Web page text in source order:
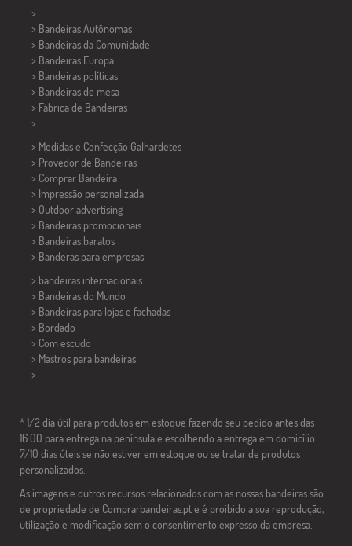
>
> Bandeiras Autônomas
> Bandeiras da Comunidade
> Bandeiras Europa
> Bandeiras políticas
> Bandeiras de mesa
> Fábrica de Bandeiras
>
> Medidas e Confecção Galhardetes
> Provedor de Bandeiras
> Comprar Bandeira
> Impressão personalizada
> Outdoor advertising
> Bandeiras promocionais
> Bandeiras baratos
> Banderas para empresas
> bandeiras internacionais
> Bandeiras do Mundo
> Bandeiras para lojas e fachadas
> Bordado
> Com escudo
> Mastros para bandeiras
>
* 1/2 dia útil para produtos em estoque fazendo seu pedido antes das
16:00 para entrega na península e escolhendo a entrega em domicílio.
7/10 dias úteis se não estiver em estoque ou se tratar de produtos
personalizados.
As imagens e outros recursos relacionados com as nossas bandeiras são
de propriedade de Comprarbandeiras.pt e é proibido a sua reprodução,
utilização e modificação sem o consentimento expresso da empresa.